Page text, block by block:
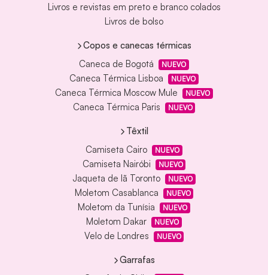
Livros e revistas em preto e branco colados
Livros de bolso
Copos e canecas térmicas
Caneca de Bogotá
NUEVO
Caneca Térmica Lisboa NUEVO
Caneca Térmica Moscow Mule NUEVO
Caneca Térmica Paris NUEVO
Têxtil
Camiseta Cairo
NUEVO
Camiseta Nairóbi NUEVO
Jaqueta de lã Toronto NUEVO
Moletom Casablanca NUEVO
Moletom da Tunísia NUEVO
Moletom Dakar NUEVO
Velo de Londres NUEVO
Garrafas